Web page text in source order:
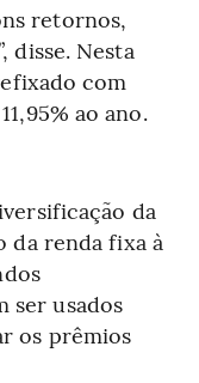
retornos,
disse. Nesta
com
ao ano.
da
da renda fixa à
ser usados
os prêmios